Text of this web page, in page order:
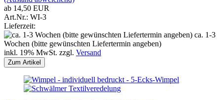
ab 14,50 EUR
Art.Nr.: WI-3
Lieferzeit:
ca. 1-3
Wochen (bitte gewünschten Liefertermin angeben)
inkl. 19% MwSt. zzgl. Versand
Zum Artikel